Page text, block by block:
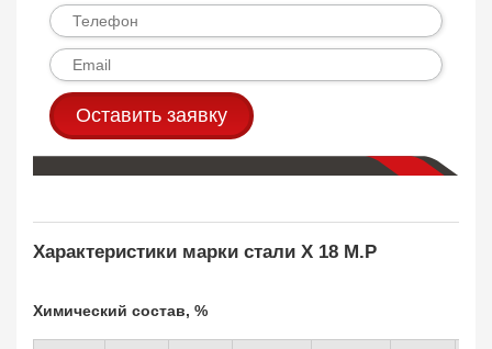
Оставить заявку
Характеристики марки стали X 18 M.P
Химический состав, %